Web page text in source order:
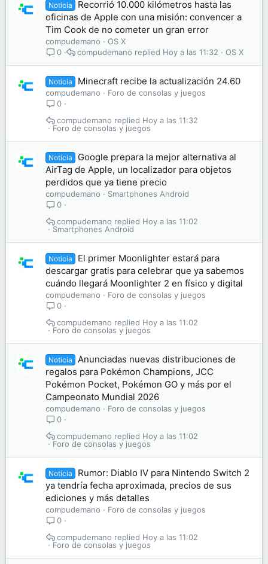
Noticia
Recorrió 10.000 kilómetros hasta las
oficinas de Apple con una misión: convencer a
Tim Cook de no cometer un gran error
compudemano
OS X
0
OS X
Hoy a las 11:32
compudemano
Noticia Minecraft recibe la actualización 24.60
compudemano
Foro de consolas y juegos
0
Foro de consolas y juegos
Hoy a las 11:32
compudemano
Noticia
Google prepara la mejor alternativa al
AirTag de Apple, un localizador para objetos
perdidos que ya tiene precio
compudemano
Smartphones Android
0
Smartphones Android
Hoy a las 11:02
compudemano
Noticia
El primer Moonlighter estará para
descargar gratis para celebrar que ya sabemos
cuándo llegará Moonlighter 2 en físico y digital
compudemano
Foro de consolas y juegos
0
Foro de consolas y juegos
Hoy a las 11:02
compudemano
Noticia
Anunciadas nuevas distribuciones de
regalos para Pokémon Champions, JCC
Pokémon Pocket, Pokémon GO y más por el
Campeonato Mundial 2026
compudemano
Foro de consolas y juegos
0
Foro de consolas y juegos
Hoy a las 11:02
compudemano
Noticia
Rumor: Diablo IV para Nintendo Switch 2
ya tendría fecha aproximada, precios de sus
ediciones y más detalles
compudemano
Foro de consolas y juegos
0
Foro de consolas y juegos
Hoy a las 11:02
compudemano